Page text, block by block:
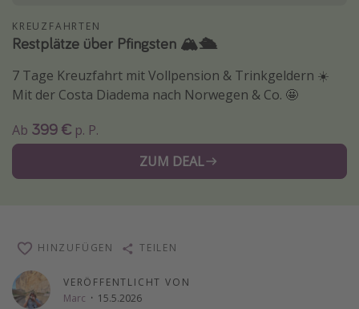
St. Lucia Urlaub
Kefalonia Urlaub
Krabi Urlaub
Sri Lanka Rundreise
Disneyland Paris
KREUZFAHRTEN
Restplätze über Pfingsten 🏔️🛳️
7 Tage Kreuzfahrt mit Vollpension & Trinkgeldern ☀️
Mit der Costa Diadema nach Norwegen & Co. 🤩
Ab 399 € p. P.
ZUM DEAL
VERÖFFENTLICHT VON
Marc · 15.5.2026
HINZUFÜGEN TEILEN